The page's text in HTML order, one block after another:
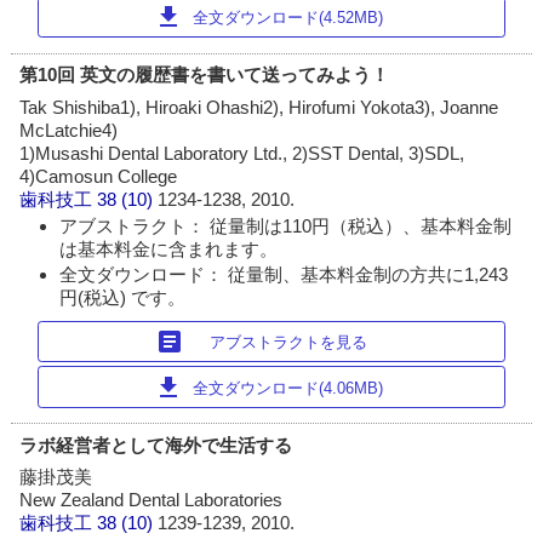
download 全文ダウンロード(4.52MB)
第10回 英文の履歴書を書いて送ってみよう！
Tak Shishiba1), Hiroaki Ohashi2), Hirofumi Yokota3), Joanne
McLatchie4)
1)Musashi Dental Laboratory Ltd., 2)SST Dental, 3)SDL,
4)Camosun College
歯科技工 38 (10) 1234-1238, 2010.
アブストラクト： 従量制は110円（税込）、基本料金制
は基本料金に含まれます。
全文ダウンロード： 従量制、基本料金制の方共に1,243
円(税込) です。
article アブストラクトを見る
download 全文ダウンロード(4.06MB)
ラボ経営者として海外で生活する
藤掛茂美
New Zealand Dental Laboratories
歯科技工 38 (10) 1239-1239, 2010.